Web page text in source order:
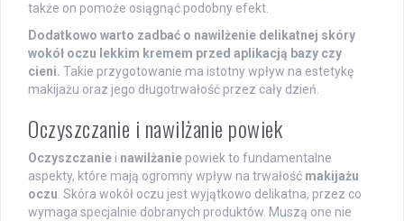
także on pomoże osiągnąć podobny efekt.
Dodatkowo warto zadbać o nawilżenie delikatnej skóry
wokół oczu lekkim kremem przed aplikacją bazy czy
cieni. Takie przygotowanie ma istotny wpływ na estetykę
makijażu oraz jego długotrwałość przez cały dzień.
Oczyszczanie i nawilżanie powiek
Oczyszczanie i nawilżanie powiek to fundamentalne
aspekty, które mają ogromny wpływ na trwałość makijażu
oczu. Skóra wokół oczu jest wyjątkowo delikatna, przez co
wymaga specjalnie dobranych produktów. Muszą one nie